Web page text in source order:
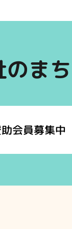
のま
会員募集中